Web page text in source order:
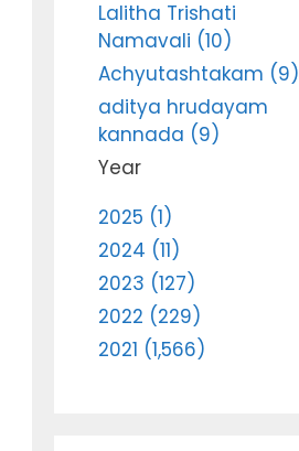
Lalitha Trishati
Namavali (10)
Achyutashtakam (9)
aditya hrudayam
kannada (9)
Year
2025 (1)
2024 (11)
2023 (127)
2022 (229)
2021 (1,566)